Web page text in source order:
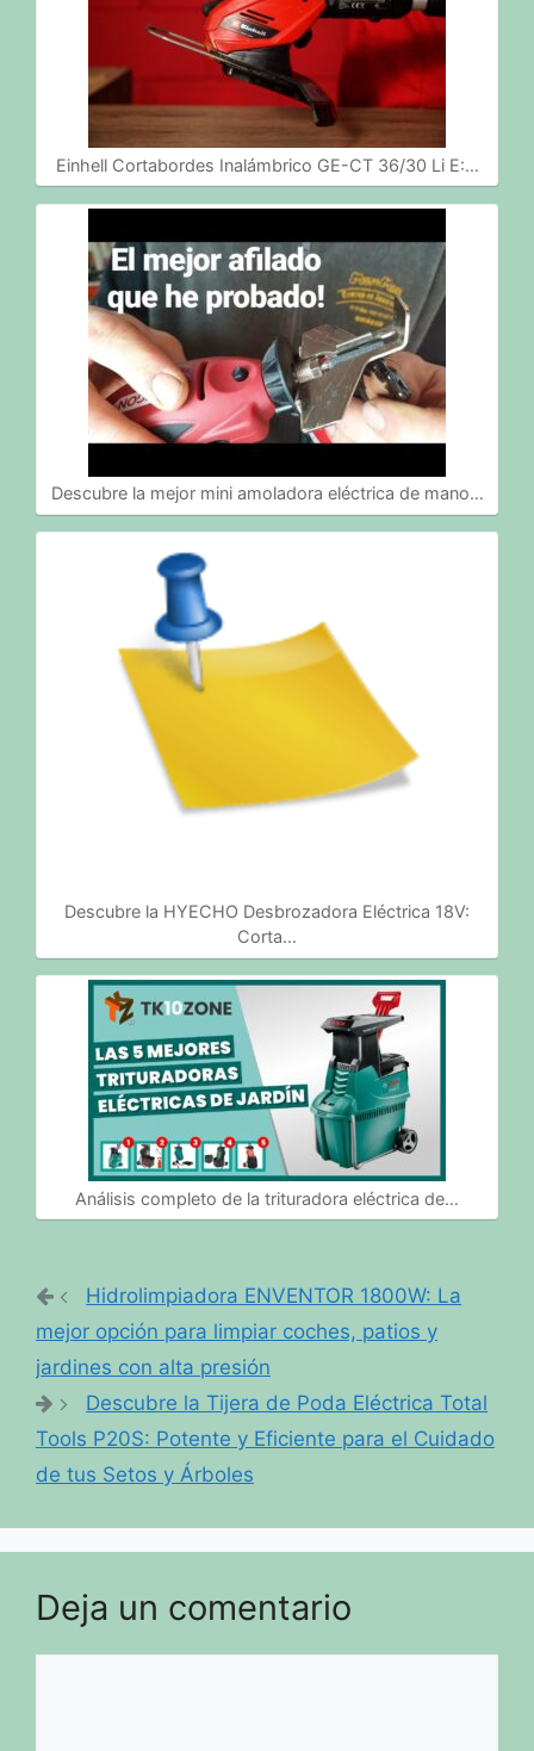
Einhell Cortabordes Inalámbrico GE-CT 36/30 Li E:…
Descubre la mejor mini amoladora eléctrica de mano…
Descubre la HYECHO Desbrozadora Eléctrica 18V:
Corta…
Análisis completo de la trituradora eléctrica de…
Hidrolimpiadora ENVENTOR 1800W: La
mejor opción para limpiar coches, patios y
jardines con alta presión
Descubre la Tijera de Poda Eléctrica Total
Tools P20S: Potente y Eficiente para el Cuidado
de tus Setos y Árboles
Deja un comentario